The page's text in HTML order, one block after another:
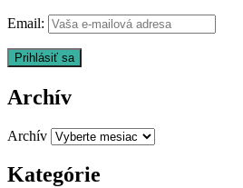
Email:
Archív
Archív
Kategórie